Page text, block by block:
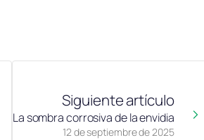
Siguiente artículo
12 de septiembre de 2025
La sombra corrosiva de la envidia